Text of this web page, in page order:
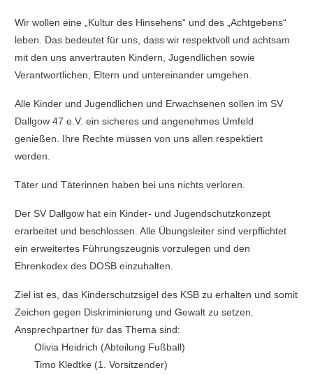
Wir wollen eine „Kultur des Hinsehens“ und des „Achtgebens“
leben. Das bedeutet für uns, dass wir respektvoll und achtsam
mit den uns anvertrauten Kindern, Jugendlichen sowie
Verantwortlichen, Eltern und untereinander umgehen.
Alle Kinder und Jugendlichen und Erwachsenen sollen im SV
Dallgow 47 e.V. ein sicheres und angenehmes Umfeld
genießen. Ihre Rechte müssen von uns allen respektiert
werden.
Täter und Täterinnen haben bei uns nichts verloren.
Der SV Dallgow hat ein Kinder- und Jugendschutzkonzept
erarbeitet und beschlossen. Alle Übungsleiter sind verpflichtet
ein erweitertes Führungszeugnis vorzulegen und den
Ehrenkodex des DOSB einzuhalten.
Ziel ist es, das Kinderschutzsigel des KSB zu erhalten und somit
Zeichen gegen Diskriminierung und Gewalt zu setzen.
Ansprechpartner für das Thema sind:
Olivia Heidrich (Abteilung Fußball)
Timo Kledtke (1. Vorsitzender)